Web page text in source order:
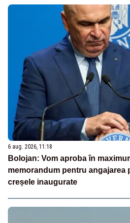
6 aug. 2026, 11:18
Bolojan: Vom aproba în
memorandum pentru angajarea
creșele inaugurate